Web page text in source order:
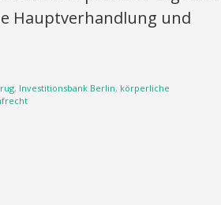
Hauptverhandlung und
, Investitionsbank Berlin, körperliche